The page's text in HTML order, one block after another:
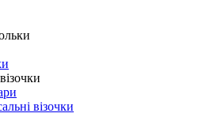
візочки